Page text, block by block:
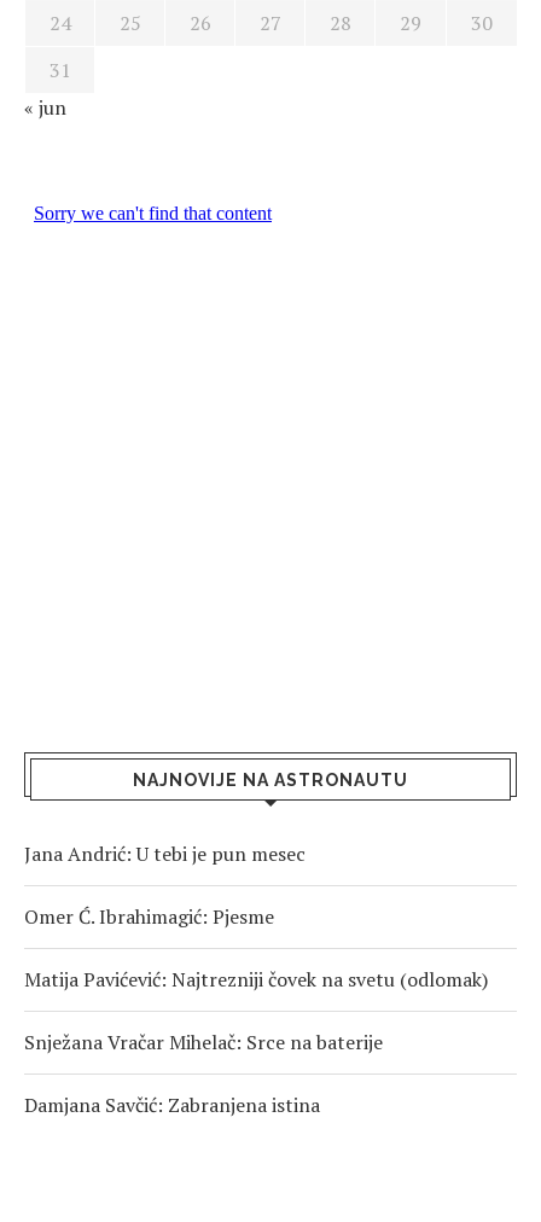
24
25 26 27 28 29
30
31
« jun
NAJNOVIJE NA ASTRONAUTU
Jana Andrić: U tebi je pun mesec
Omer Ć. Ibrahimagić: Pjesme
Matija Pavićević: Najtrezniji čovek na svetu (odlomak)
Snježana Vračar Mihelač: Srce na baterije
Damjana Savčić: Zabranjena istina